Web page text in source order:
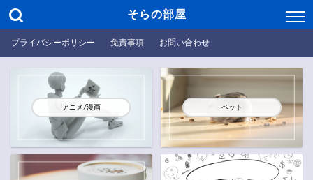
そらの部屋
プライバシーポリシー 免責事項 お問い合わせ
アニメ/漫画 ペット